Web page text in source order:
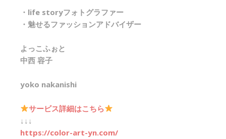
・life storyフォトグラファー
・魅せるファッションアドバイザー
よっこふぉと
中西 容子
yoko nakanishi
サービス詳細はこちら
↓↓↓
https://color-art-yn.com/